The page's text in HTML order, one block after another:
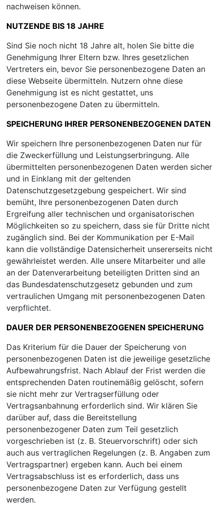
nachweisen können.
NUTZENDE BIS 18 JAHRE
Sind Sie noch nicht 18 Jahre alt, holen Sie bitte die
Genehmigung Ihrer Eltern bzw. Ihres gesetzlichen
Vertreters ein, bevor Sie personenbezogene Daten an
diese Webseite übermitteln. Nutzern ohne diese
Genehmigung ist es nicht gestattet, uns
personenbezogene Daten zu übermitteln.
SPEICHERUNG IHRER PERSONENBEZOGENEN DATEN
Wir speichern Ihre personenbezogenen Daten nur für
die Zweckerfüllung und Leistungserbringung. Alle
übermittelten personenbezogenen Daten werden sicher
und in Einklang mit der geltenden
Datenschutzgesetzgebung gespeichert. Wir sind
bemüht, Ihre personenbezogenen Daten durch
Ergreifung aller technischen und organisatorischen
Möglichkeiten so zu speichern, dass sie für Dritte nicht
zugänglich sind. Bei der Kommunikation per E-Mail
kann die vollständige Datensicherheit unsererseits nicht
gewährleistet werden. Alle unsere Mitarbeiter und alle
an der Datenverarbeitung beteiligten Dritten sind an
das Bundesdatenschutzgesetz gebunden und zum
vertraulichen Umgang mit personenbezogenen Daten
verpflichtet.
DAUER DER PERSONENBEZOGENEN SPEICHERUNG
Das Kriterium für die Dauer der Speicherung von
personenbezogenen Daten ist die jeweilige gesetzliche
Aufbewahrungsfrist. Nach Ablauf der Frist werden die
entsprechenden Daten routinemäßig gelöscht, sofern
sie nicht mehr zur Vertragserfüllung oder
Vertragsanbahnung erforderlich sind. Wir klären Sie
darüber auf, dass die Bereitstellung
personenbezogener Daten zum Teil gesetzlich
vorgeschrieben ist (z. B. Steuervorschrift) oder sich
auch aus vertraglichen Regelungen (z. B. Angaben zum
Vertragspartner) ergeben kann. Auch bei einem
Vertragsabschluss ist es erforderlich, dass uns
personenbezogene Daten zur Verfügung gestellt
werden.